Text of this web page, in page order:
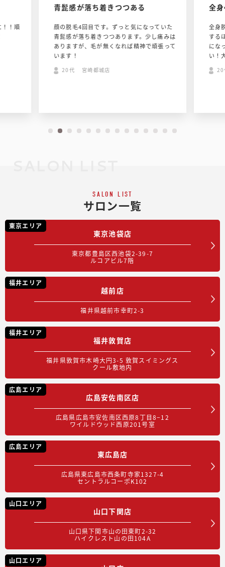
なっていた
全身4回、顔8回目
全身脱毛4回目、顔脱毛は8回目！ビックリ
するほど綺麗になりました！！！脱毛が気
になっている方は、是非利用してみてくださ
20代 宮崎都城店
SALON LIST
サロン一覧
東京エリア
東京池袋店
東京都豊島区西池袋2-39-7
ルコアビル7階
福井エリア
越前店
福井県越前市幸町2-3
福井エリア
福井敦賀店
福井県敦賀市木崎大円3-5 敦賀スイミングス
クール敷地内
広島エリア
広島安佐南区店
広島県広島市安佐南区西原8丁目8−12
ワイルドウッド西原201号室
広島エリア
東広島店
広島県東広島市西条町寺家1327-4
セントラルコーポK102
山口エリア
山口下関店
山口県下関市山の田東町2-32
ハイクレスト山の田104A
山口エリア